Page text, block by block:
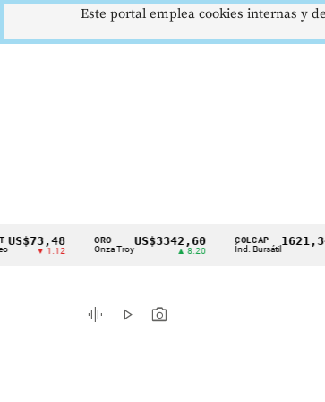
Cintillo
indicadores
económicos
1.12
ORO
Onza Troy
US$3342,60 COLCAP
Índ. Bursátil
1621,34 pts
graphic_eq play_arrow photo_camera
Este portal emplea cookies internas y